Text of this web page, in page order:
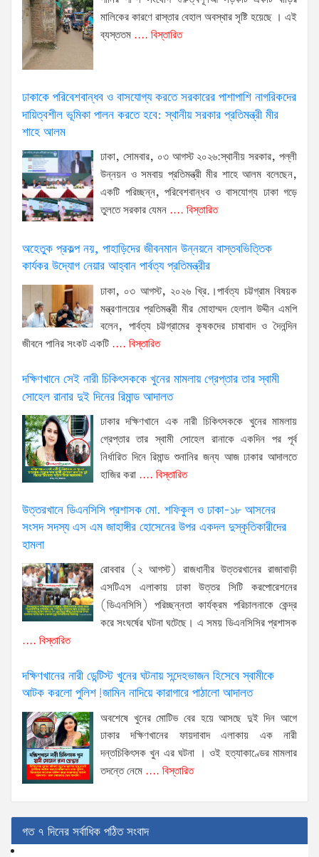
মালিকের কারণে রাস্তার বেহাল অবস্থার সৃষ্টি হয়েছে । এই
ব্যস্ততম .... বিস্তারিত
ঢাকাকে পরিবেশবান্ধব ও বাসযোগ্য করতে সরকারের পাশাপাশি নাগরিকদের
দায়িত্বশীল ভূমিকা পালন করতে হবে: স্থানীয় সরকার প্রতিমন্ত্রী মীর
শাহে আলম
ঢাকা, সোমবার, ০৩ আগস্ট ২০২৬:স্থানীয় সরকার, পল্লী
উন্নয়ন ও সমবায় প্রতিমন্ত্রী মীর শাহে আলম বলেছেন,
একটি পরিচ্ছন্ন, পরিবেশবান্ধব ও বাসযোগ্য ঢাকা গড়ে
তুলতে সরকার যেমন .... বিস্তারিত
অহেতুক প্রকল্প নয়, পাহাড়িদের জীবনমান উন্নয়নে বাস্তবভিত্তিক
কার্যকর উদ্যোগ নেয়ার আহ্বান পার্বত্য প্রতিমন্ত্রীর
ঢাকা, ০৩ আগস্ট, ২০২৬ খ্রি.।পার্বত্য চট্টগ্রাম বিষয়ক
মন্ত্রণালয়ের প্রতিমন্ত্রী মীর মোহাম্মদ হেলাল উদ্দীন এমপি
বলেন, পার্বত্য চট্টগ্রামের কৃষকদের চাষাবাদ ও দৈনন্দিন
জীবনে পানির সংকট একটি .... বিস্তারিত
দক্ষিণখানে সেই নারী চিকিৎসককে খুনের মামলায় গ্রেপ্তার তার স্বামী
সোহেল রানার দুই দিনের রিমান্ড আদালত
ঢাকার দক্ষিণখানে এক নারী চিকিৎসককে খুনের মামলায়
গ্রেপ্তার তার স্বামী সোহেল রানাকে একদিন পর পূর্ব
নির্ধারিত দিনে রিমান্ড শুনানির জন্য আজ ঢাকার আদালতে
হাজির করা .... বিস্তারিত
উত্তরখানে ডিএনসিসি প্রশাসক মো. শফিকুল ও ঢাকা-১৮ আসনের
সংসদ সদস্য এস এম জাহাঙ্গীর হোসেনের উপর একদল দুস্কৃতিকারীদের
হামলা
রোববার (২ আগস্ট) রাজধানীর উত্তরখানের রাজাবাড়ী
এসটিএস এলাকায় ঢাকা উত্তর সিটি করপোরেশনের
(ডিএনসিসি) পরিচ্ছন্নতা কার্যক্রম পরিচালনাকে কেন্দ্র
করে সংঘর্ষের ঘটনা ঘটেছে। এ সময় ডিএনসিসির প্রশাসক
.... বিস্তারিত
দক্ষিণখানের নারী ডেন্টিস্ট খুনের ঘটনায় সন্দেহভাজন হিসেবে স্বামীকে
আটক করলো পুলিশ!জামিন নাদিয়ে কারাগারে পাঠালো আদালত
অবশেষে খুনের মোটিভ বের হয়ে আসছে দুই দিন আগে
ঢাকার দক্ষিণখানের ফায়দাবাদ এলাকায় এক নারী
দন্তচিকিৎসক খুন এর ঘটনা । ওই হত্যাকাণ্ডের মামলার
তদন্তে নেমে .... বিস্তারিত
গত ৭ দিনের সর্বাধিক পঠিত সংবাদ